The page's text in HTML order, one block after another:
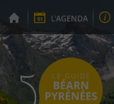
L'AGENDA